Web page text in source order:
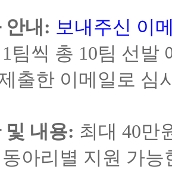
내 : 보내주신 이
1 팀씩 총 10팀 선발
출한 이메일로 심
및 내용: 최대 40만
아리별 지원 가